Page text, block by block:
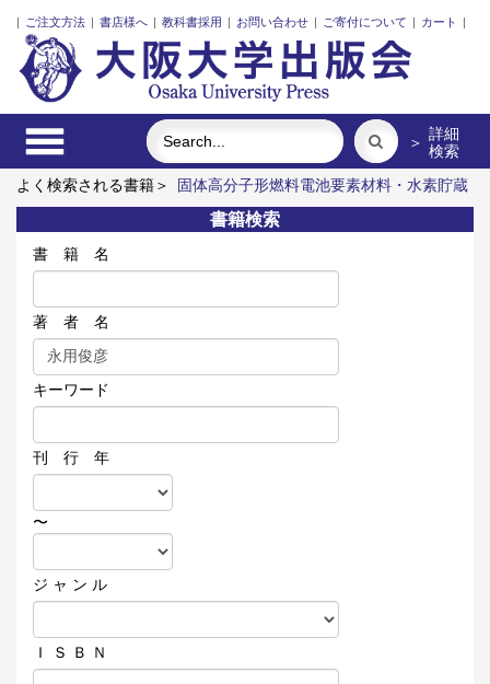
| ご注文方法 | 書店様へ | 教科書採用 | お問い合わせ | ご寄付について | カート |
＞ 詳細
検索
よく検索される書籍＞
固体高分子形燃料電池要素材料・水素貯蔵
材料の知的設計
明治・大正・昭和の細菌学者たち
近代日本に
おける企業家の諸系譜
ポンプの流体力学
レーザーとプラズマ
と粒子ビーム
書籍検索
書 籍 名
著 者 名
キーワード
刊 行 年
〜
ジ ャ ン ル
Ｉ Ｓ Ｂ Ｎ